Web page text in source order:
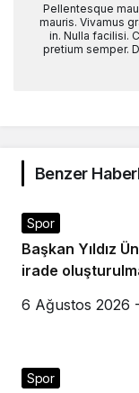
Pellentesque
mauris. Vivamus
in. Nulla facilisi.
pretium semper.
Benzer
Spor
Başkan Yıldız
irade
6 Ağustos 2026
Spor